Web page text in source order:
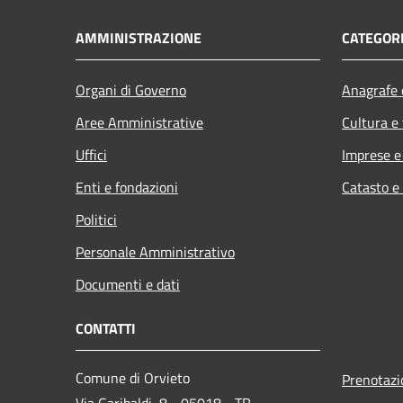
AMMINISTRAZIONE
Organi di Governo
Aree Amministrative
Uffici
Enti e fondazioni
Politici
Personale Amministrativo
Documenti e dati
Cultura
Imprese
Catasto
CONTATTI
Comune di Orvieto